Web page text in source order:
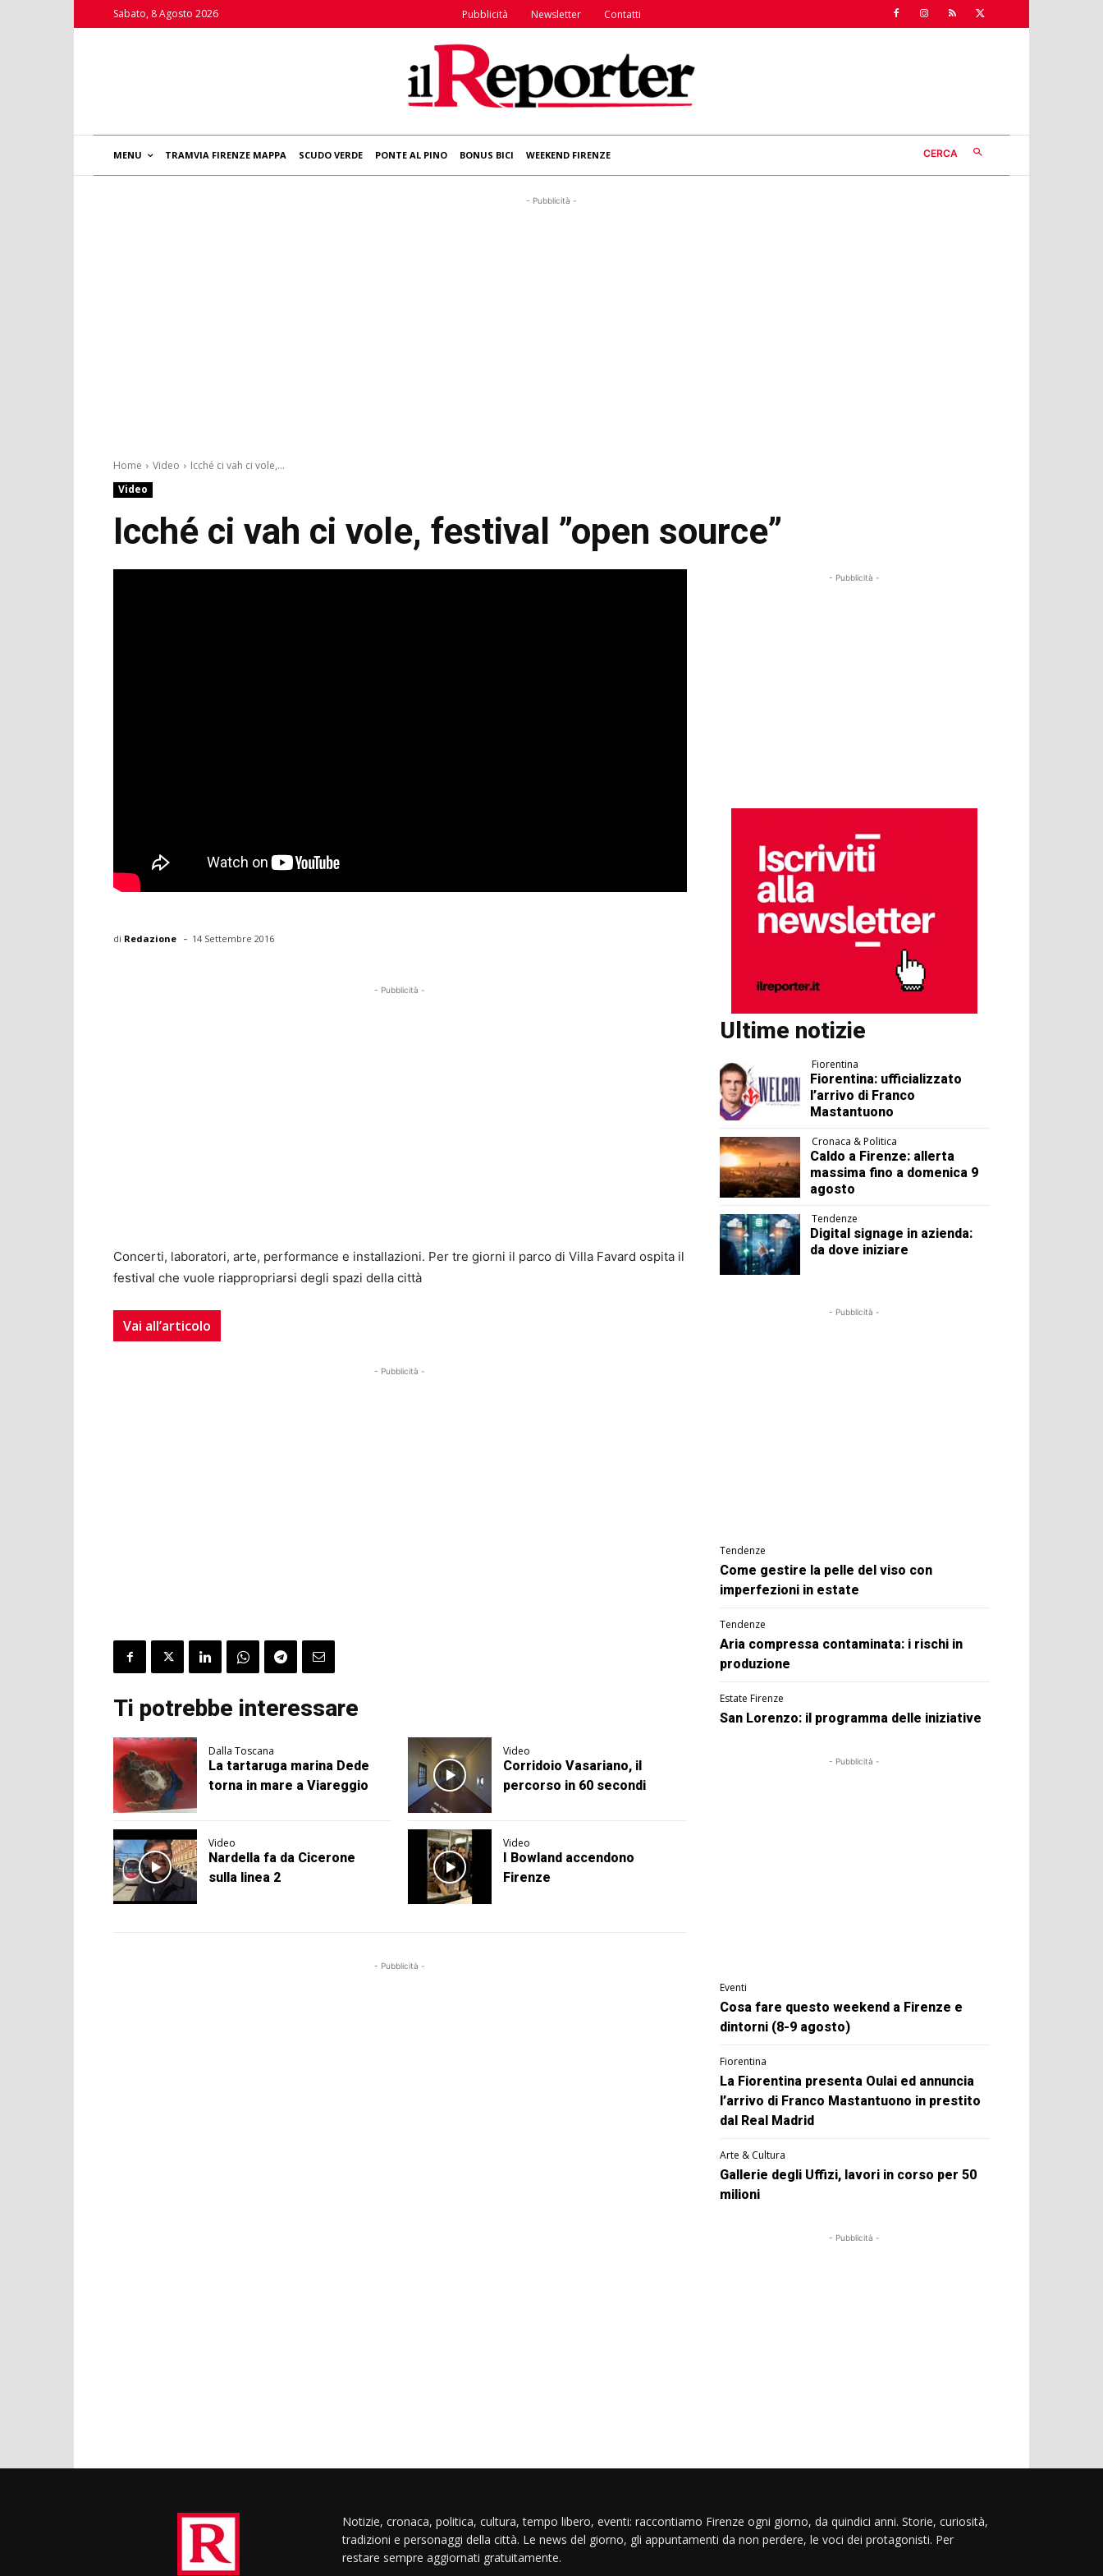
Sabato, 8 Agosto 2026 Pubblicità Newsletter Contatti
MENU TRAMVIA FIRENZE MAPPA SCUDO VERDE PONTE AL PINO BONUS BICI WEEKEND FIRENZE CERCA
- Pubblicità -
Home Video
Icché ci vah ci vole,...
Video
Icché ci vah ci vole, festival ”open source”
di Redazione - 14 Settembre 2016
- Pubblicità -
Concerti, laboratori, arte, performance e installazioni. Per tre giorni il parco di Villa Favard ospita il
festival che vuole riappropriarsi degli spazi della città
Vai all’articolo
- Pubblicità -
Ti potrebbe interessare
Dalla Toscana
La tartaruga marina Dede
torna in mare a Viareggio
Video
Corridoio Vasariano, il
percorso in 60 secondi
Video
Nardella fa da Cicerone
sulla linea 2
Video
I Bowland accendono
Firenze
- Pubblicità -
- Pubblicità -
Ultime notizie
Fiorentina
Fiorentina: ufficializzato
l’arrivo di Franco
Mastantuono
Cronaca & Politica
Caldo a Firenze: allerta
massima fino a domenica 9
agosto
Tendenze
Digital signage in azienda:
da dove iniziare
- Pubblicità -
Tendenze
Come gestire la pelle del viso con
imperfezioni in estate
Tendenze
Aria compressa contaminata: i rischi in
produzione
Estate Firenze
San Lorenzo: il programma delle iniziative
- Pubblicità -
Eventi
Cosa fare questo weekend a Firenze e
dintorni (8-9 agosto)
Fiorentina
La Fiorentina presenta Oulai ed annuncia
l’arrivo di Franco Mastantuono in prestito
dal Real Madrid
Arte & Cultura
Gallerie degli Uffizi, lavori in corso per 50
milioni
- Pubblicità -
Notizie, cronaca, politica, cultura, tempo libero, eventi: raccontiamo Firenze ogni giorno, da quindici anni. Storie, curiosità,
tradizioni e personaggi della città. Le news del giorno, gli appuntamenti da non perdere, le voci dei protagonisti. Per
restare sempre aggiornati gratuitamente.